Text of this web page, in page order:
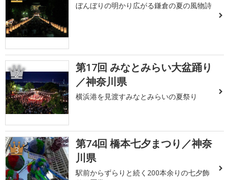
ぼんぼりの明かり広がる鎌倉の夏の風物詩
2
第17回 みなとみらい大盆踊り
／神奈川県
横浜港を見渡すみなとみらいの夏祭り
3
第74回 橋本七夕まつり／神奈
川県
駅前からずらりと続く200本余りの七夕飾